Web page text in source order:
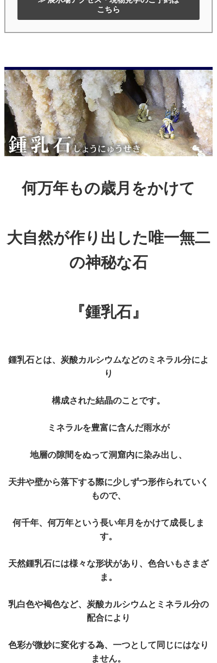
こちら
何万年もの歳月をかけて
大自然が作り出した唯一無二
の神秘な石
『鍾乳石』
鍾乳石とは、炭酸カルシウムなどのミネラル分によ
り
構成された結晶のことです。
ミネラルを豊富に含んだ雨水が
地層の隙間をぬって洞窟内に染み出し、
天井や壁から落下する際に少しずつ形作られていく
もので、
何千年、何万年という長い年月をかけて成長しま
す。
天然鍾乳石には様々な形状があり、色合いもさまざ
ま。
乳白色や褐色など、炭酸カルシウムとミネラル分の
配合により
色彩が微妙に変化する為、一つとして同じにはなり
ません。